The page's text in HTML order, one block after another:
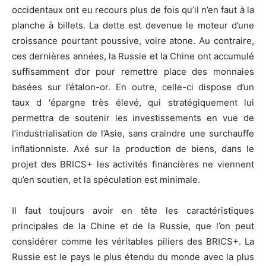
occidentaux ont eu recours plus de fois qu’il n’en faut à la
planche à billets. La dette est devenue le moteur d’une
croissance pourtant poussive, voire atone. Au contraire,
ces dernières années, la Russie et la Chine ont accumulé
suffisamment d’or pour remettre place des monnaies
basées sur l’étalon-or. En outre, celle-ci dispose d’un
taux d ‘épargne très élevé, qui stratégiquement lui
permettra de soutenir les investissements en vue de
l’industrialisation de l’Asie, sans craindre une surchauffe
inflationniste. Axé sur la production de biens, dans le
projet des BRICS+ les activités financières ne viennent
qu’en soutien, et la spéculation est minimale.
Il faut toujours avoir en tête les caractéristiques
principales de la Chine et de la Russie, que l’on peut
considérer comme les véritables piliers des BRICS+. La
Russie est le pays le plus étendu du monde avec la plus